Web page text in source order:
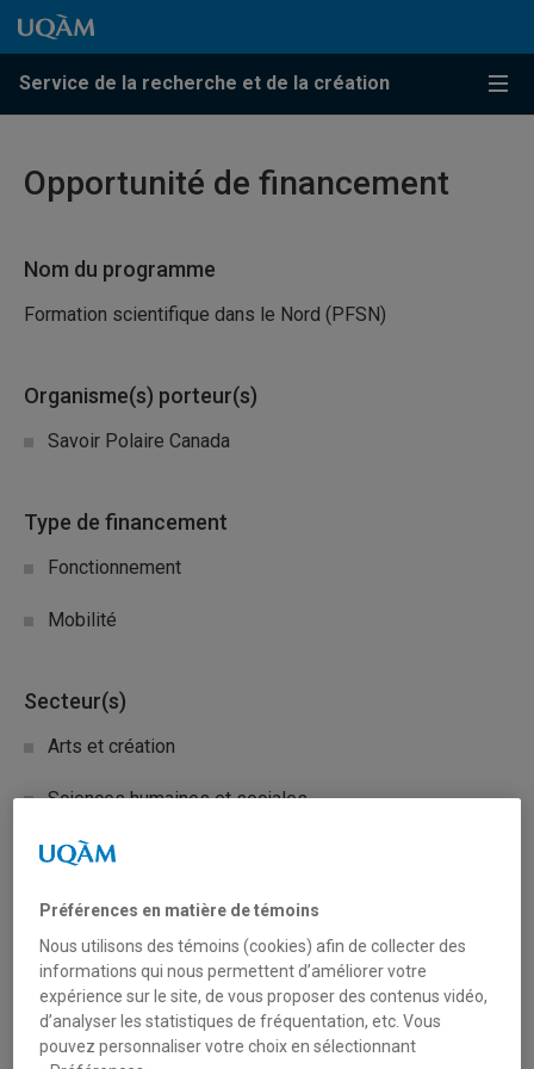
Passer au contenu
Accéder au menu principal
Accéder à la recherche
Passer au contenu
Accéder au menu principal
Service de la recherche et de la création
Menu
Opportunité de financement
Nom du programme
Formation scientifique dans le Nord (PFSN)
Organisme(s) porteur(s)
Savoir Polaire Canada
Type de financement
Fonctionnement
Mobilité
Secteur(s)
Arts et création
Sciences humaines et sociales
Sciences liées à la santé
Sciences naturelles et mathématiques
Description du programme
Le but premier du programme est d’encourager les
universités canadiennes et les établissements
Préférences en matière de témoins
Nous utilisons des témoins (cookies) afin de collecter des
informations qui nous permettent d’améliorer votre
expérience sur le site, de vous proposer des contenus vidéo,
d’analyser les statistiques de fréquentation, etc. Vous
pouvez personnaliser votre choix en sélectionnant